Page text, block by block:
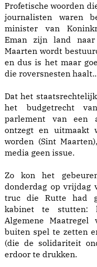
Profetische woorden
journalisten waren
minister van
Eman zijn land
Maarten wordt
en dus is het maar
die roversnesten
Dat het
het budgetrecht
parlement van een
ontzegt en uitmaakt
worden (Sint
media geen issue.
Zo kon het
donderdag op vrijdag
truc die Rutte had
kabinet te stutten:
Algemene
buiten spel te zetten
(die de solidariteit
erdoor te drukken.